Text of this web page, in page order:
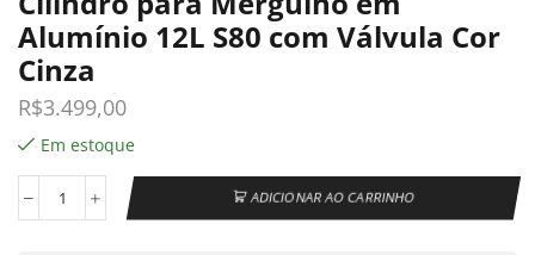
Alumínio 12L S80 com Válvula Cor
Cinza
R$3.499,00
Em estoque
ADICIONAR AO CARRINHO